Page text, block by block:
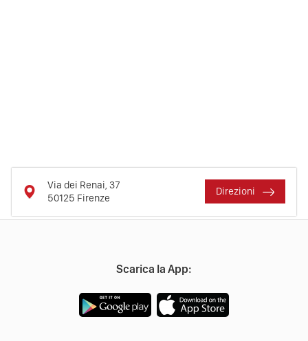
Via dei Renai, 37
50125 Firenze
Direzioni
Scarica la App: